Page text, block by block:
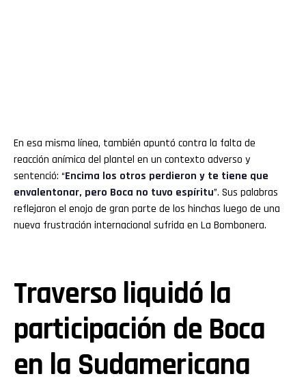
En esa misma línea, también apuntó contra la falta de
reacción anímica del plantel en un contexto adverso y
sentenció: “Encima los otros perdieron y te tiene que
envalentonar, pero Boca no tuvo espíritu”. Sus palabras
reflejaron el enojo de gran parte de los hinchas luego de una
nueva frustración internacional sufrida en La Bombonera.
Traverso liquidó la
participación de Boca
en la Sudamericana